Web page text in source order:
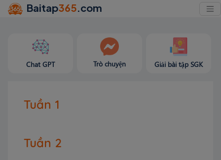
Baitap365.com
Chat GPT Trò chuyện Giải bài tập SGK
Tuần 1
Tuần 2